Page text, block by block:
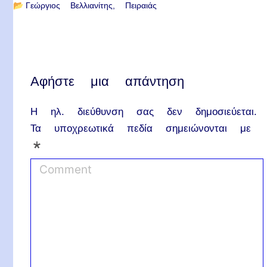
📂 Γεώργιος Βελλιανίτης Πειραιάς
Αφήστε μια απάντηση
Η ηλ. διεύθυνση σας δεν δημοσιεύεται.
Τα υποχρεωτικά πεδία σημειώνονται με
*